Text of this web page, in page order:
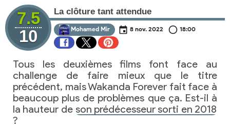
7.5
10
La clôture tant attendue
Mohamed Mir 8 nov. 2022 18:00
Tous les deuxièmes films font face au
challenge de faire mieux que le titre
précédent, mais Wakanda Forever fait face à
beaucoup plus de problèmes que ça. Est-il à
la hauteur de son prédécesseur sorti en 2018
?